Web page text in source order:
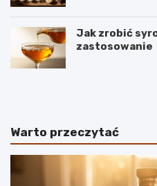
Jak zrobić
zastosowanie
B
y
–
r
S
t
y
i
Warto przeczytać